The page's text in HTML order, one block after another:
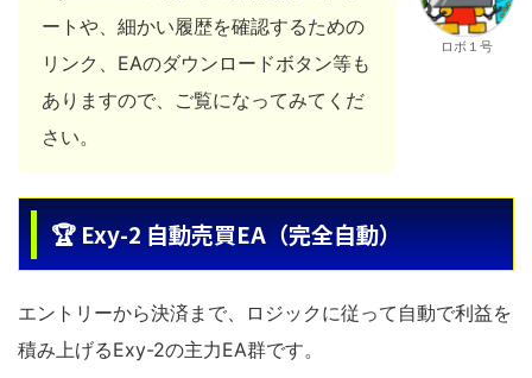
ートや、細かい履歴を確認するための
リンク、EAのダウンロードボタン等も
ありますので、ご覧になってみてくだ
さい。
ロボ１号
🏆 Exy-2 自動売買EA（完全自動）
エントリーから決済まで、ロジックに従って自動で利益を
積み上げるExy-2の主力EA群です。